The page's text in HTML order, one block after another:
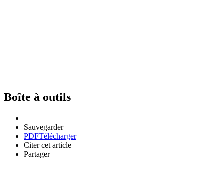
Boîte à outils
Sauvegarder
PDFTélécharger
Citer cet article
Partager